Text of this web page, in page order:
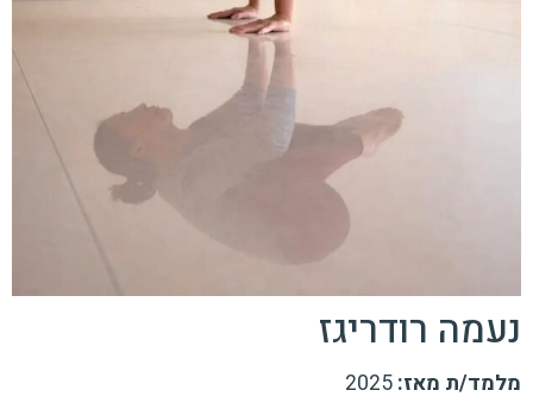
נעמה רודריגז
מלמד/ת מאז: